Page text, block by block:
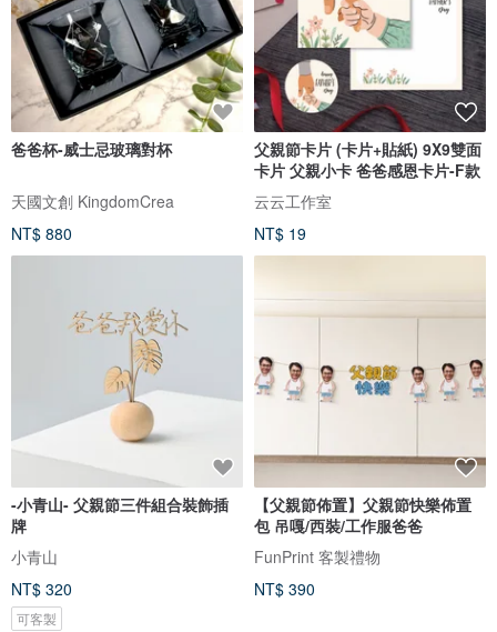
爸爸杯-威士忌玻璃對杯
天國文創 KingdomCrea
NT$ 880
父親節卡片 (卡片+貼紙) 9X9雙面
卡片 父親小卡 爸爸感恩卡片-F款
云云工作室
NT$ 19
-小青山- 父親節三件組合裝飾插
牌
小青山
NT$ 320
可客製
【父親節佈置】父親節快樂佈置
包 吊嘎/西裝/工作服爸爸
FunPrint 客製禮物
NT$ 390